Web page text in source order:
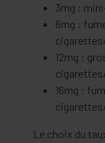
3mg :
6mg :
12mg :
16mg :
Le choix du